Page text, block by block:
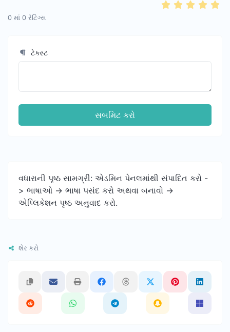
0 માં 0 રેટિંગ્સ
ટેક્સ્ટ
સબમિટ કરો
વધારાની પૃષ્ઠ સામગ્રી: એડમિન પેનલમાંથી સંપાદિત કરો -
> ભાષાઓ -> ભાષા પસંદ કરો અથવા બનાવો ->
એપ્લિકેશન પૃષ્ઠ અનુવાદ કરો.
શેર કરો